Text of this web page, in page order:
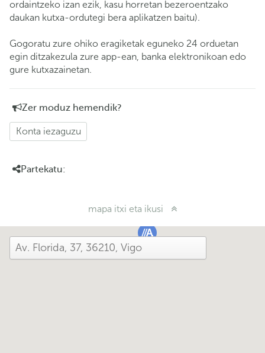
ordaintzeko izan ezik, kasu horretan bezeroentzako
daukan kutxa-ordutegi bera aplikatzen baitu).
Gogoratu zure ohiko eragiketak eguneko 24 orduetan
egin ditzakezula zure app-ean, banka elektronikoan edo
gure kutxazainetan.
Zer moduz hemendik?
Konta iezaguzu
Partekatu:
mapa itxi eta ikusi